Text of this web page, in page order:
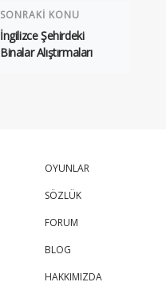
SONRAKİ KONU
İngilizce Şehirdeki
Binalar Alıştırmaları
OYUNLAR
SÖZLÜK
FORUM
BLOG
HAKKIMIZDA